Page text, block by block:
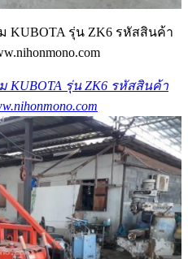
KUBOTA รุ่น ZK6 รหัสสินค้า
KUBOTA รุ่น ZK6 รหัสสินค้า